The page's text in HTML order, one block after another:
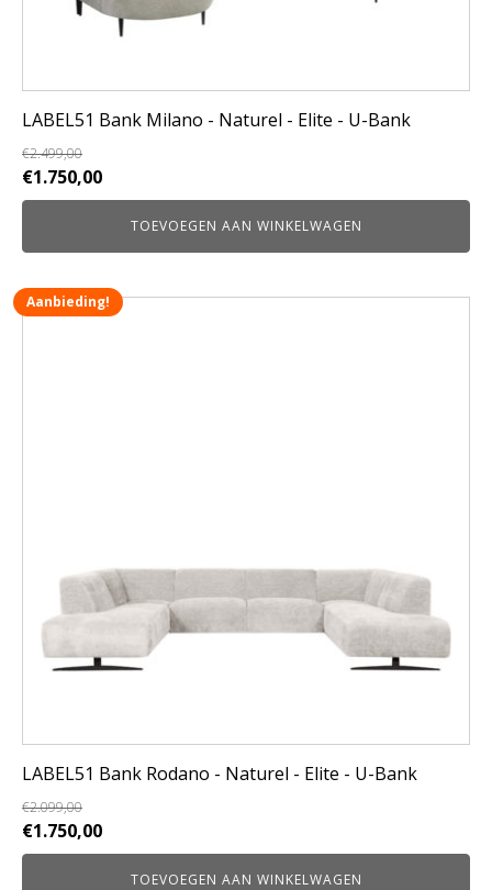
LABEL51 Bank Milano - Naturel - Elite - U-Bank
€2.499,00
Oorspronkelijke
prijs
€2.499,00.
€1.750,00Huidige
prijs
€1.750,00.
TOEVOEGEN AAN WINKELWAGEN
Aanbieding!
LABEL51 Bank Rodano - Naturel - Elite - U-Bank
€2.099,00
Oorspronkelijke
prijs
€1.750,00Huidige
prijs
TOEVOEGEN AAN WINKELWAGEN